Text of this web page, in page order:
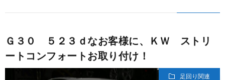
Ｇ３０ ５２３ｄなお客様に、ＫＷ ストリ
ートコンフォートお取り付け！
足回り関連